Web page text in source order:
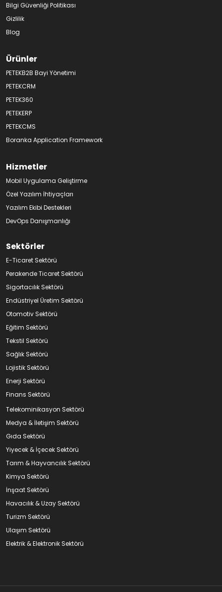
Bilgi Güvenliği Politikası
Gizlilik
Blog
Ürünler
PETEKB2B Bayi Yönetimi
PETEKCRM
PETEK360
PETEKERP
PETEKCMS
Boranka Application Framework
Hizmetler
Mobil Uygulama Geliştirme
Özel Yazılım İhtiyaçları
Yazılım Ekibi Destekleri
DevOps Danışmanlığı
Sektörler
E-Ticaret Sektörü
Perakende Ticaret Sektörü
Sigortacılık Sektörü
Endüstriyel Üretim Sektörü
Otomotiv Sektörü
Eğitim Sektörü
Tekstil Sektörü
Sağlık Sektörü
Lojistik Sektörü
Enerji Sektörü
Finans Sektörü
Telekominikasyon Sektörü
Medya & İletişim Sektörü
Gıda Sektörü
Yiyecek & İçecek Sektörü
Tarım & Hayvancılık Sektörü
Kimya Sektörü
İnşaat Sektörü
Havacılık & Uzay Sektörü
Turizm Sektörü
Ulaşım Sektörü
Elektrik & Elektronik Sektörü